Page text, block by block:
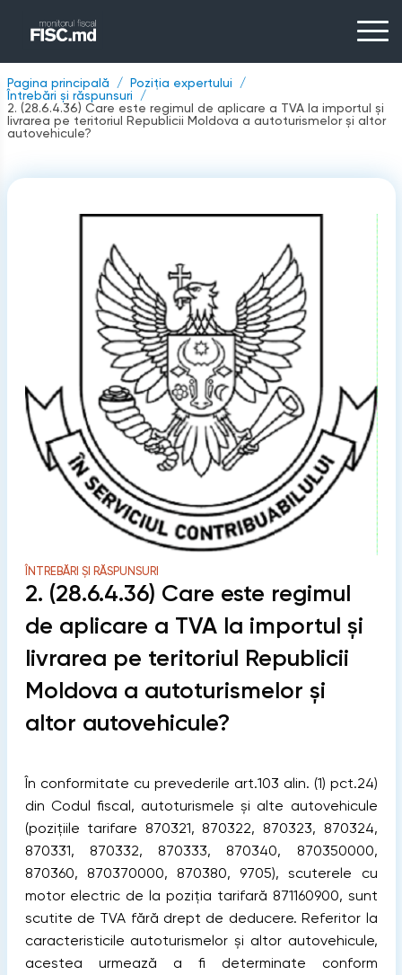
Pagina principală
Poziția expertului
Întrebări și răspunsuri
2. (28.6.4.36) Care este regimul de aplicare a TVA la importul şi
livrarea pe teritoriul Republicii Moldova a autoturismelor şi altor
autovehicule?
ÎNTREBĂRI ȘI RĂSPUNSURI
2. (28.6.4.36) Care este regimul
de aplicare a TVA la importul şi
livrarea pe teritoriul Republicii
Moldova a autoturismelor şi
altor autovehicule?
În conformitate cu prevederile art.103 alin. (1) pct.24)
din Codul fiscal, autoturismele şi alte autovehicule
(poziţiile tarifare 870321, 870322, 870323, 870324,
870331, 870332, 870333, 870340, 870350000,
870360, 870370000, 870380, 9705), scuterele cu
motor electric de la poziţia tarifară 871160900, sunt
scutite de TVA fără drept de deducere. Referitor la
caracteristicile autoturismelor şi altor autovehicule,
acestea urmează a fi determinate conform